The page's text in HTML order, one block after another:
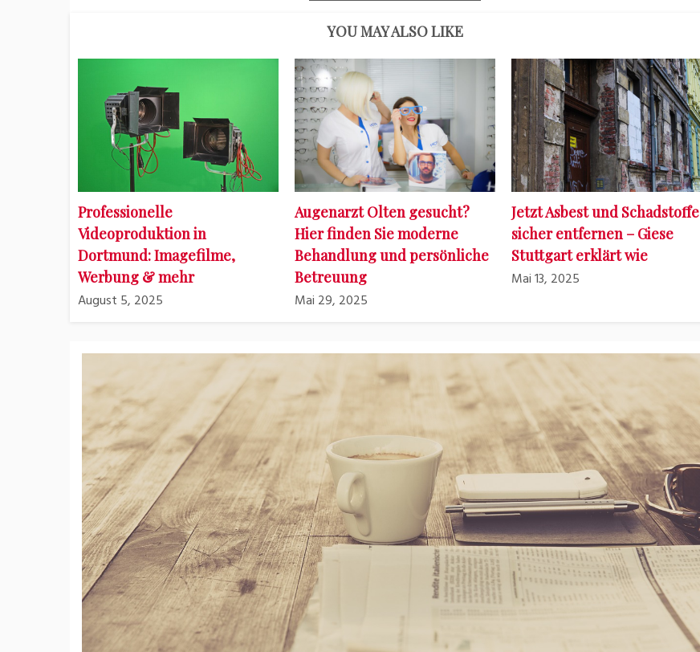
YOU MAY ALSO LIKE
Professionelle
Videoproduktion in
Dortmund: Imagefilme,
Werbung & mehr
August 5, 2025
Augenarzt Olten gesucht?
Hier finden Sie moderne
Behandlung und persönliche
Betreuung
Mai 29, 2025
Jetzt Asbest und Schadstoffe
sicher entfernen – Giese
Stuttgart erklärt wie
Mai 13, 2025